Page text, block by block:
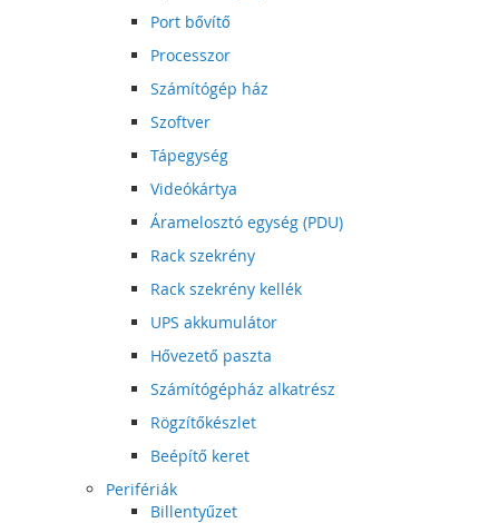
Port bővítő
Processzor
Számítógép ház
Szoftver
Tápegység
Videókártya
Áramelosztó egység (PDU)
Rack szekrény
Rack szekrény kellék
UPS akkumulátor
Hővezető paszta
Számítógépház alkatrész
Rögzítőkészlet
Beépítő keret
Perifériák
Billentyűzet